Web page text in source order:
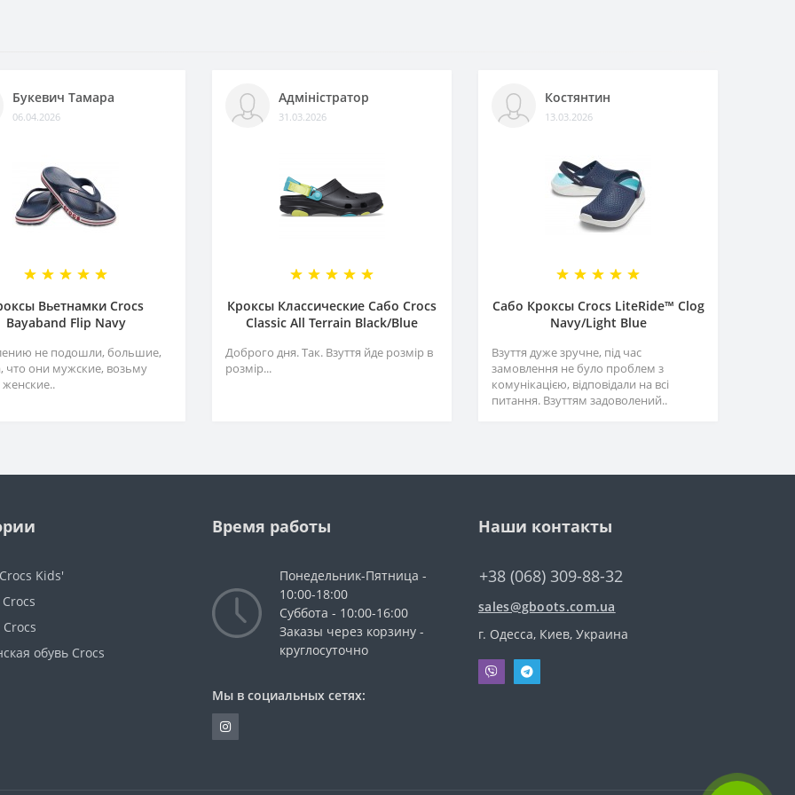
Букевич Тамара
06.04.2026
Вьетнамки Crocs
Bayaband Flip Navy
не подошли, большие,
что они мужские, возьму
женские..
Адміністратор
31.03.2026
Кроксы Классические Сабо Crocs
Classiс All Terrain Black/Blue
Доброго дня. Так. Взуття йде розмір в
розмір...
Костянтин
13.03.2026
Сабо Кроксы Crocs LiteRide™ Clog
Navy/Light Blue
Взуття дуже зручне, під час
замовлення не було проблем з
комунікацією, відповідали на всі
питання. Взуттям задоволений..
Kids'
обувь Crocs
Время работы
Понедельник-Пятница -
10:00-18:00
Суббота - 10:00-16:00
Заказы через корзину -
круглосуточно
Мы в социальных сетях:
Наши контакты
+38 (068) 309-88-32
sales@gboots.com.ua
г. Одесса, Киев, Украина